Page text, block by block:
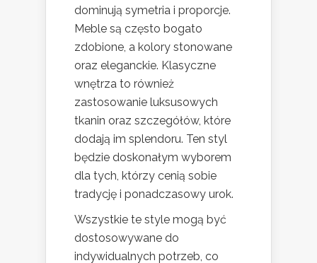
dominują symetria i proporcje.
Meble są często bogato
zdobione, a kolory stonowane
oraz eleganckie. Klasyczne
wnętrza to również
zastosowanie luksusowych
tkanin oraz szczegółów, które
dodają im splendoru. Ten styl
będzie doskonałym wyborem
dla tych, którzy cenią sobie
tradycję i ponadczasowy urok.
Wszystkie te style mogą być
dostosowywane do
indywidualnych potrzeb, co